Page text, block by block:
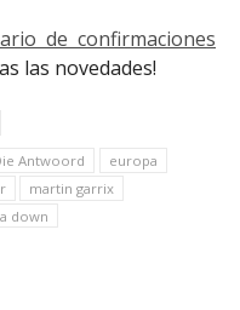
de confirmaciones
las novedades!
Antwoord
europa
martin garrix
down